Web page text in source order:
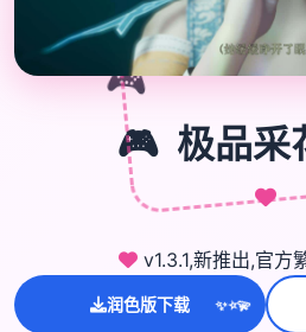
🎮
🎮 极品采
v1.3.1,新推出,官方
润色版下载 ✨⭐💫